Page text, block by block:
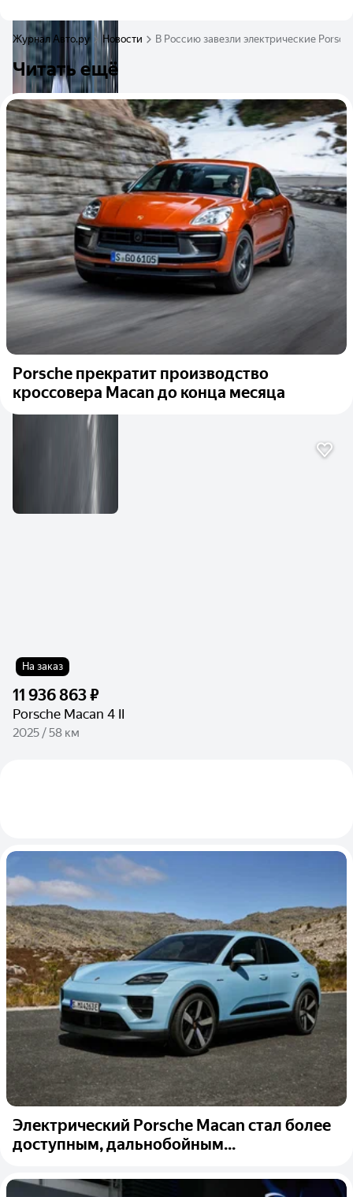
Журнал Авто.ру Новости В Россию завезли электрические
Читать ещё
Porsche прекратит производство
кроссовера Macan до конца месяца
На заказ
11 936 863 ₽
Porsche Macan 4 II
2025 / 58 км
Электрический Porsche Macan стал более
доступным, дальнобойным...